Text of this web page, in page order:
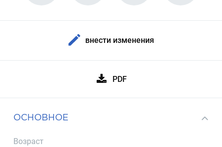
внести изменения
PDF
ОСНОВНОЕ
Возраст